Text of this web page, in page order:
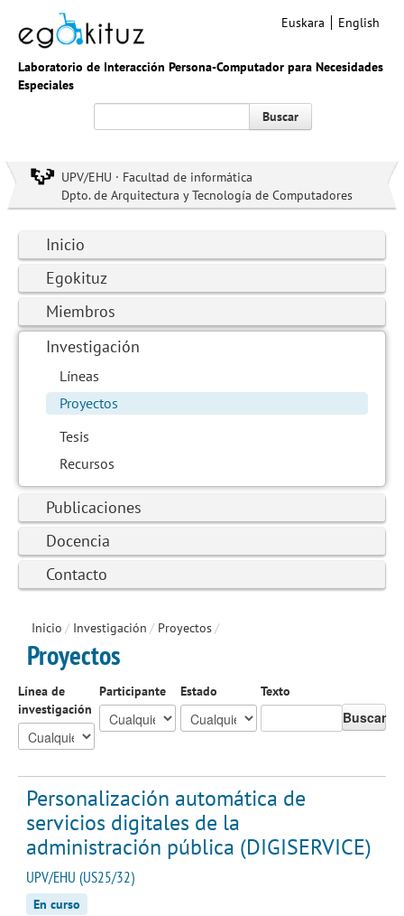
Laboratorio de Interacción Persona-Computador para Necesidades
Especiales
Euskara English
Buscar
UPV/EHU · Facultad de informática
Dpto. de Arquitectura y Tecnología de Computadores
Inicio
Egokituz
Miembros
Investigación
Líneas
Proyectos
Tesis
Recursos
Publicaciones
Docencia
Contacto
Inicio / Investigación / Proyectos/
Proyectos
Línea de
investigación
Participante Estado Texto
Buscar
Personalización automática de
servicios digitales de la
administración pública (DIGISERVICE)
UPV/EHU (US25/32)
En curso